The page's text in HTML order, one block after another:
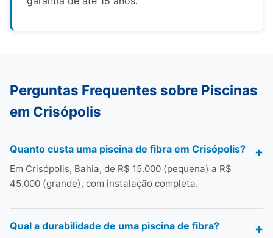
Perguntas Frequentes sobre Piscinas
em Crisópolis
Quanto custa uma piscina de fibra em Crisópolis?
Em Crisópolis, Bahia, de R$ 15.000 (pequena) a R$
45.000 (grande), com instalação completa.
Qual a durabilidade de uma piscina de fibra?